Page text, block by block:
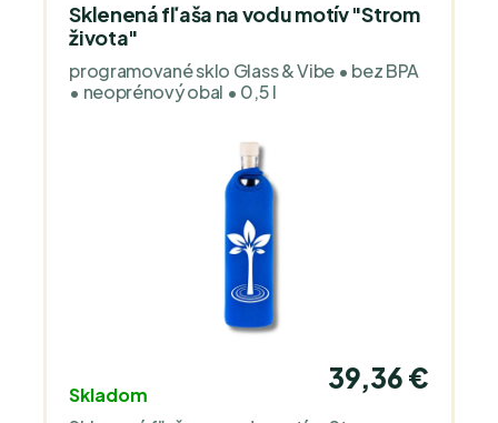
Sklenená fľaša na vodu motív "Strom
života"
programované sklo Glass & Vibe • bez BPA
• neoprénový obal • 0,5 l
Skladom
39,36 €